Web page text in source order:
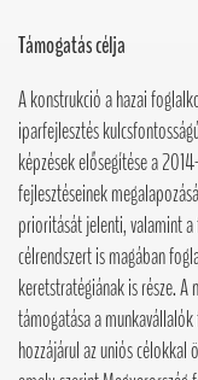
Támogatás célja
A konstrukció a hazai
iparfejlesztés
képzések elősegítése a
fejlesztéseinek
prioritását jelenti, valamint
célrendszert is magában
keretstratégiának is része.
támogatása a
hozzájárul az uniós célokkal